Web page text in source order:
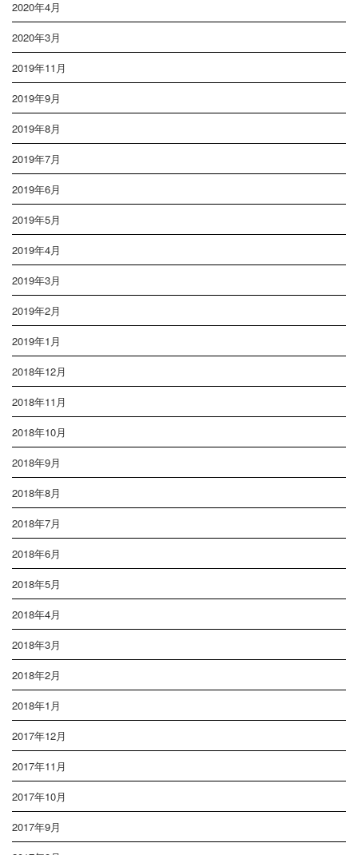
2020年4月
2020年3月
2019年11月
2019年9月
2019年8月
2019年7月
2019年6月
2019年5月
2019年4月
2019年3月
2019年2月
2019年1月
2018年12月
2018年11月
2018年10月
2018年9月
2018年8月
2018年7月
2018年6月
2018年5月
2018年4月
2018年3月
2018年2月
2018年1月
2017年12月
2017年11月
2017年10月
2017年9月